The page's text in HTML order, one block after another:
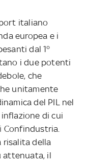
italiano
europea e i
dal 1°
i due potenti
che
unitamente
del PIL nel
di cui
Confindustria.
risalita della
attenuata, il